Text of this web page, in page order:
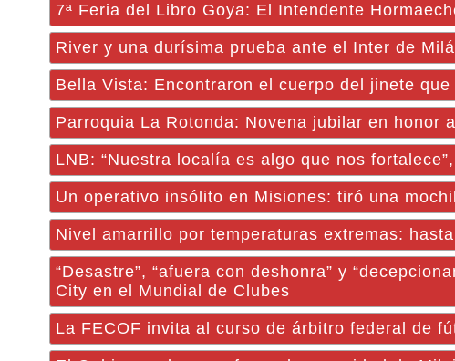
7ª Feria del Libro Goya: El Intendente
River y una durísima prueba ante el Inter de
Bella Vista: Encontraron el cuerpo del jinete
Parroquia La Rotonda: Novena jubilar en honor
LNB: “Nuestra localía es algo que nos
Un operativo insólito en Misiones: tiró una
Nivel amarrillo por temperaturas extremas:
“Desastre”, “afuera con deshonra” y
City en el Mundial de Clubes
La FECOF invita al curso de árbitro federal de